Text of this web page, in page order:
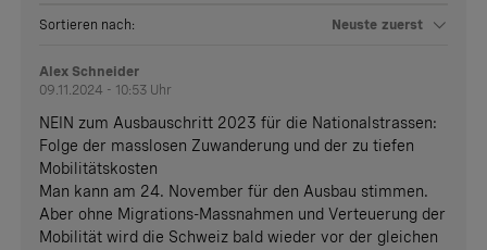
Sortieren nach: Neuste zuerst
Alex Schneider
09.11.2024 - 10:53 Uhr
NEIN zum Ausbauschritt 2023 für die Nationalstrassen:
Folge der masslosen Zuwanderung und der zu tiefen
Mobilitätskosten
Man kann am 24. November für den Ausbau stimmen.
Aber ohne Migrations-Massnahmen und Verteuerung der
Mobilität wird die Schweiz bald wieder vor der gleichen